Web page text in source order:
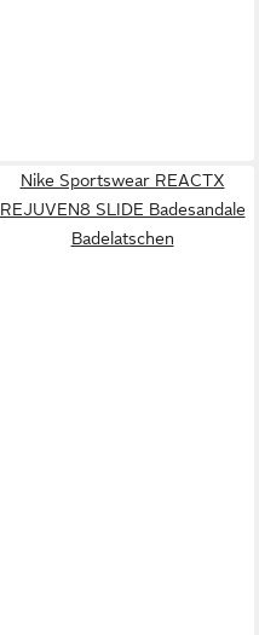
Nike Sportswear REACTX
REJUVEN8 SLIDE Badesandale
Badelatschen